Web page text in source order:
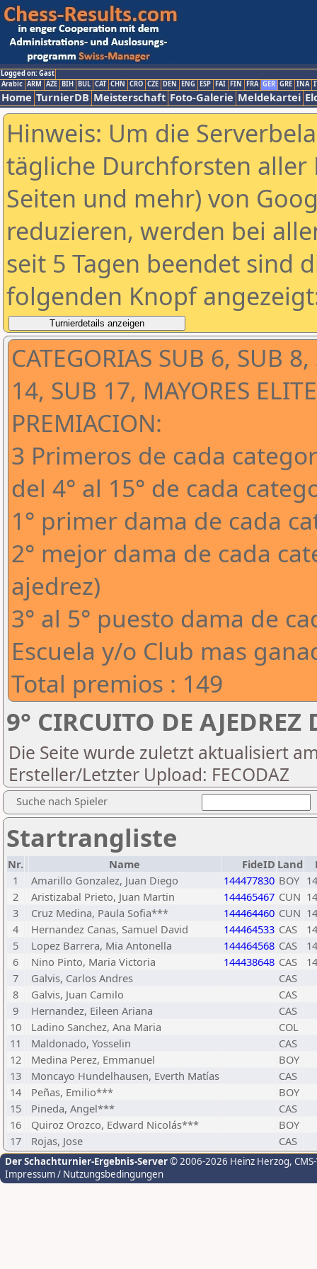
Logged on: Gast
Arabic ARM AZE BIH BUL CAT CHN CRO CZE DEN ENG ESP FAI FIN FRA GER GRE INA
Home TurnierDB Meisterschaft Foto-Galerie Meldekartei
Hinweis: Um die
tägliche Durchforsten aller
Seiten und mehr) von
reduzieren, werden bei
seit 5 Tagen beendet sind
folgenden Knopf
CATEGORIAS SUB 6, SUB
14, SUB 17, MAYORES ELITE
PREMIACION:
3 Primeros de cada
del 4° al 15° de cada
1° primer dama de cada
2° mejor dama de cada
ajedrez)
3° al 5° puesto dama de
Escuela y/o Club mas
Total premios : 149
9° CIRCUITO DE AJEDREZ
Die Seite wurde zuletzt aktualisiert
Ersteller/Letzter Upload: FECODAZ
Suche nach Spieler
Startrangliste
Nr. Name FideID Land
1
Amarillo Gonzalez, Juan Diego 144477830 BOY
2
Aristizabal Prieto, Juan Martin 144465467 CUN
3
Cruz Medina, Paula Sofia*** 144464460 CUN
4
Hernandez Canas, Samuel David 144464533 CAS
5
Lopez Barrera, Mia Antonella 144464568 CAS
6
Nino Pinto, Maria Victoria 144438648 CAS
7
Galvis, Carlos Andres
CAS
8
Galvis, Juan Camilo
CAS
9
Hernandez, Eileen Ariana
CAS
10
Ladino Sanchez, Ana Maria
COL
11
Maldonado, Yosselin
CAS
12
Medina Perez, Emmanuel
BOY
13
Moncayo Hundelhausen, Everth Matías
CAS
14
Peñas, Emilio***
BOY
15
Pineda, Angel***
CAS
16
Quiroz Orozco, Edward Nicolás***
BOY
17
Rojas, Jose CAS
Der Schachturnier-Ergebnis-Server© 2006-2026 Heinz Herzog,
Impressum / Nutzungsbedingungen